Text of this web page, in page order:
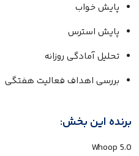
پایش خواب
پایش استرس
تحلیل آمادگی روزانه
بررسی اهداف فعالیت هفتگی
برنده این بخش:
Whoop 5.0